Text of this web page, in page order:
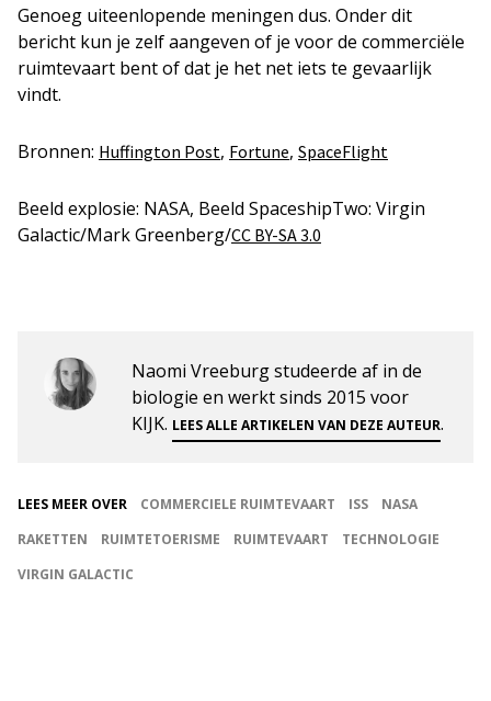
Genoeg uiteenlopende meningen dus. Onder dit
bericht kun je zelf aangeven of je voor de commerciële
ruimtevaart bent of dat je het net iets te gevaarlijk
vindt.
Bronnen: Huffington Post, Fortune, SpaceFlight
Beeld explosie: NASA, Beeld SpaceshipTwo: Virgin
Galactic/Mark Greenberg/CC BY-SA 3.0
Naomi Vreeburg studeerde af in de
biologie en werkt sinds 2015 voor
KIJK. LEES ALLE ARTIKELEN VAN DEZE AUTEUR.
LEES MEER OVER COMMERCIELE RUIMTEVAART ISS
NASA
RAKETTEN
RUIMTETOERISME RUIMTEVAART
TECHNOLOGIE
VIRGIN GALACTIC